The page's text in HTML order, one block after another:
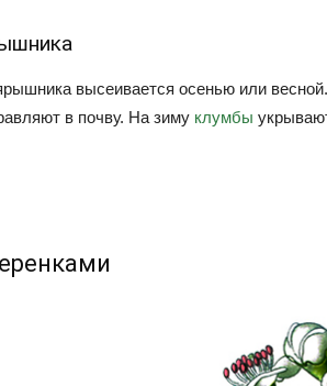
высеивается осенью или
в почву. На зиму клумбы